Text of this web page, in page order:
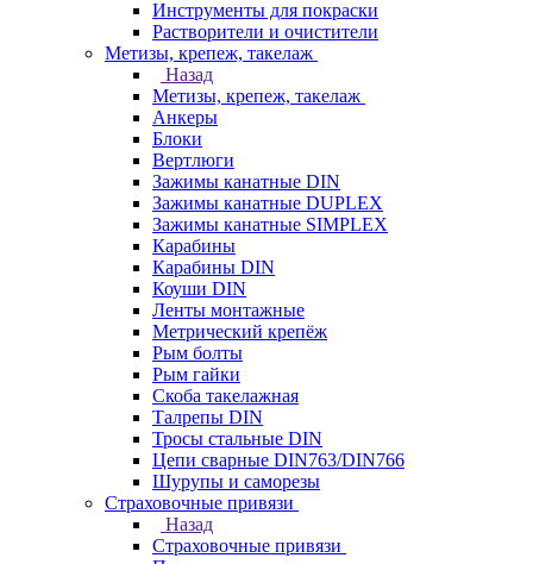
Инструменты для покраски
Растворители и очистители
Метизы, крепеж, такелаж
Назад
Метизы, крепеж, такелаж
Анкеры
Блоки
Вертлюги
Зажимы канатные DIN
Зажимы канатные DUPLEX
Зажимы канатные SIMPLEX
Карабины
Карабины DIN
Коуши DIN
Ленты монтажные
Метрический крепёж
Рым болты
Рым гайки
Скоба такелажная
Талрепы DIN
Тросы стальные DIN
Цепи сварные DIN763/DIN766
Шурупы и саморезы
Страховочные привязи
Назад
Страховочные привязи